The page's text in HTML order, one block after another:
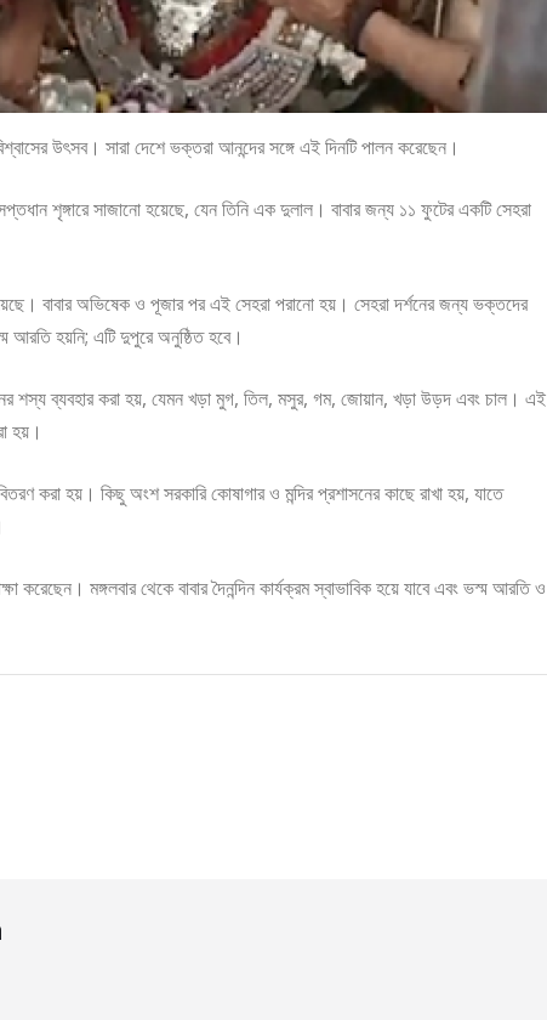
উৎসব। সারা দেশে ভক্তরা আনন্দের সঙ্গে এই দিনটি পালন করেছেন।
শৃঙ্গারে সাজানো হয়েছে, যেন তিনি এক দুলাল। বাবার জন্য ১১ ফুটের একটি সেহরা
বাবার অভিষেক ও পূজার পর এই সেহরা পরানো হয়। সেহরা দর্শনের জন্য ভক্তদের
আরতি হয়নি; এটি দুপুরে অনুষ্ঠিত হবে।
শস্য ব্যবহার করা হয়, যেমন খড়া মুগ, তিল, মসুর, গম, জোয়ান, খড়া উড়দ এবং চাল। এই
হয়।
করা হয়। কিছু অংশ সরকারি কোষাগার ও মন্দির প্রশাসনের কাছে রাখা হয়, যাতে
মঙ্গলবার থেকে বাবার দৈনন্দিন কার্যক্রম স্বাভাবিক হয়ে যাবে এবং ভস্ম আরতি ও